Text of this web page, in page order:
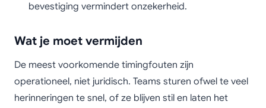
bevestiging vermindert onzekerheid.
Wat je moet vermijden
De meest voorkomende timingfouten zijn
operationeel, niet juridisch. Teams sturen ofwel te veel
herinneringen te snel, of ze blijven stil en laten het